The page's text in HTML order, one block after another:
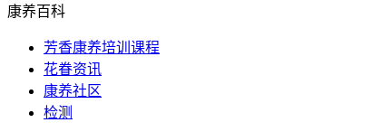
康养百科
芳香康养培训课程
花眷资讯
康养社区
检测